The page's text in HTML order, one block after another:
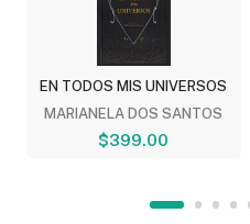
EN TODOS MIS UNIVERSOS
MARIANELA DOS SANTOS
$399.00